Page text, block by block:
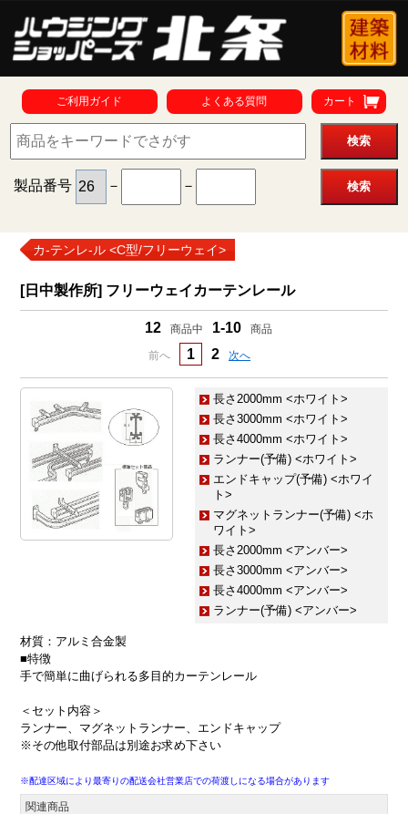
ご利用ガイド よくある質問 カート
製品番号 － －
カ-テンレ-ル <C型/フリーウェイ>
[日中製作所] フリーウェイカーテンレール
12 商品中 1-10 商品
前へ 1 2 次へ
長さ2000mm <ホワイト>
長さ3000mm <ホワイト>
長さ4000mm <ホワイト>
ランナー(予備) <ホワイト>
エンドキャップ(予備) <ホワイ
ト>
マグネットランナー(予備) <ホ
ワイト>
長さ2000mm <アンバー>
長さ3000mm <アンバー>
長さ4000mm <アンバー>
ランナー(予備) <アンバー>
材質：アルミ合金製
■特徴
手で簡単に曲げられる多目的カーテンレール
＜セット内容＞
ランナー、マグネットランナー、エンドキャップ
※その他取付部品は別途お求め下さい
※配達区域により最寄りの配送会社営業店での荷渡しになる場合があります
関連商品